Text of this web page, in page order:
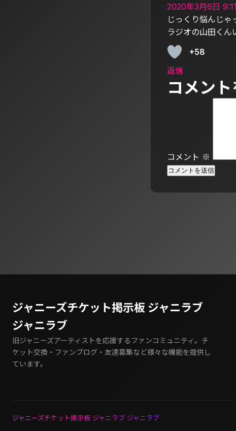
2020年3月6日
じっくり悩んじゃ
ラジオの山田く
+58
返信
コメン
コメント ※
ジャニーズチケット掲示板 ジャニラブ
ジャニラブ
旧ジャニーズアーティストを応援するファンコミュニティ。チ
ケット交換・ファンブログ・友達募集など様々な機能を提供し
ています。
ジャニーズチケット掲示板 ジャニラブ ジャニラブ